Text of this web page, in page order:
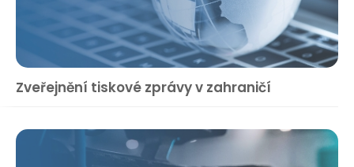
Zveřejnění tiskové zprávy v zahraničí